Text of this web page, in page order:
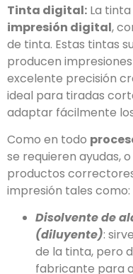
Tinta digital: La
impresión digital,
de tinta. Estas tintas
producen
excelente precisión
ideal para tiradas
adaptar fácilmente
Como en todo
se requieren ayudas,
productos
impresión tales como:
Disolvente de
(diluyente):
de la tinta, pero
fabricante para